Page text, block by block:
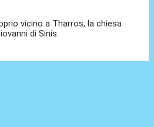
vicino a Tharros, la chiesa
di Sinis.